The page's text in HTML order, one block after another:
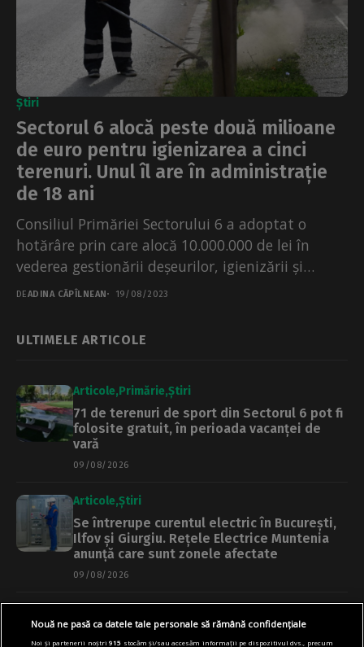
Știri
Sectorul 6 alocă peste două milioane
de euro pentru igienizarea a cinci
terenuri. Unul îl are în administrație
de 18 ani
Consiliul Primăriei Sectorului 6 a adoptat o
hotărâre prin care alocă 10.000.000 de lei în
vederea gestionării deșeurilor, igienizării și
salubrizării a cinci...
DEADINA CĂPÎLNEAN 19/08/2023
ULTIMELE ARTICOLE
Articole Primărie Știri
71 de terenuri de sport din Sectorul 6 pot fi
folosite gratuit, în perioada vacanței de
vară
09/08/2026
Articole Știri
Se întrerupe curentul electric în București,
Ilfov și Giurgiu. Rețele Electrice Muntenia
anunță care sunt zonele afectate
09/08/2026
Aproape o lună de evenimente cu acces
Nouă ne pasă ca datele tale personale să rămână confidențiale
Noi și partenerii noștri915 stocăm și/sau accesăm informații pe dispozitivul dvs., precum